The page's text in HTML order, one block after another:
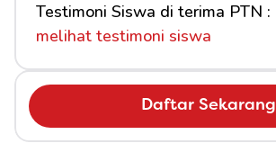
Daftar Sekarang
Testimoni Siswa di terima PTN :
melihat testimoni siswa